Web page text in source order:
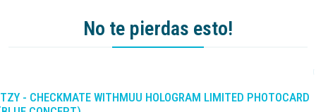
No te pierdas esto!
- CHECKMATE WITHMUU HOLOGRAM LIMITED PHOTOCARD